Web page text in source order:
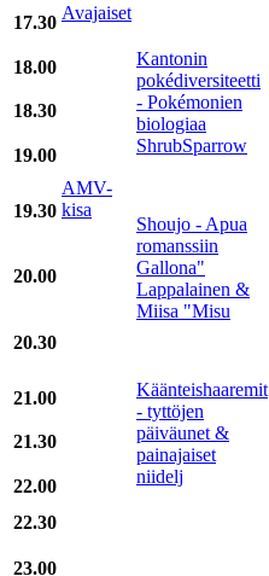
17.30 Avajaiset
18.00
Kantonin
pokédiversiteetti
- Pokémonien
biologiaa
ShrubSparrow
18.30
AMV-
kisa
19.00
19.30
Shoujo - Apua
romanssiin
Gallona"
Lappalainen &
Miisa "Misu
20.00
20.30
21.00
Käänteishaaremit
- tyttöjen
päiväunet &
painajaiset
niidelj
21.30
22.00
22.30
23.00